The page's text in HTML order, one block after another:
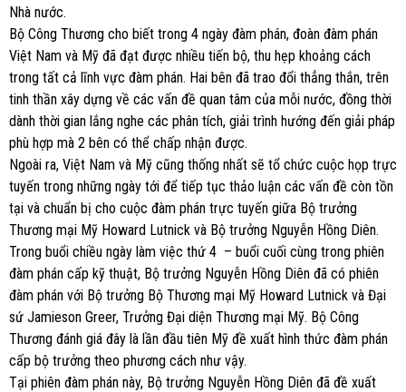
Nhà nước.
Bộ Công Thương cho biết trong 4 ngày đàm phán, đoàn đàm phán
Việt Nam và Mỹ đã đạt được nhiều tiến bộ, thu hẹp khoảng cách
trong tất cả lĩnh vực đàm phán. Hai bên đã trao đổi thẳng thắn, trên
tinh thần xây dựng về các vấn đề quan tâm của mỗi nước, đồng thời
dành thời gian lắng nghe các phân tích, giải trình hướng đến giải pháp
phù hợp mà 2 bên có thể chấp nhận được.
Ngoài ra, Việt Nam và Mỹ cũng thống nhất sẽ tổ chức cuộc họp trực
tuyến trong những ngày tới để tiếp tục thảo luận các vấn đề còn tồn
tại và chuẩn bị cho cuộc đàm phán trực tuyến giữa Bộ trưởng
Thương mại Mỹ Howard Lutnick và Bộ trưởng Nguyễn Hồng Diên.
Trong buổi chiều ngày làm việc thứ 4 – buổi cuối cùng trong phiên
đàm phán cấp kỹ thuật, Bộ trưởng Nguyễn Hồng Diên đã có phiên
đàm phán với Bộ trưởng Bộ Thương mại Mỹ Howard Lutnick và Đại
sứ Jamieson Greer, Trưởng Đại diện Thương mại Mỹ. Bộ Công
Thương đánh giá đây là lần đầu tiên Mỹ đề xuất hình thức đàm phán
cấp bộ trưởng theo phương cách như vậy.
Tại phiên đàm phán này, Bộ trưởng Nguyễn Hồng Diên đã đề xuất